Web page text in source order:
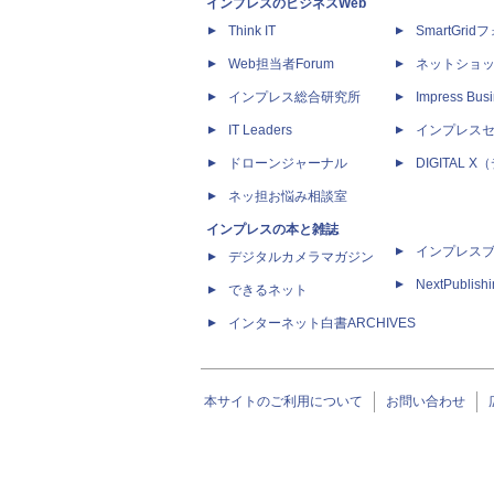
インプレスのビジネスWeb
Think IT
Web担当者Forum
インプレス総合研究所
IT Leaders
ドローンジャーナル
ネッ担お悩み相談室
インプレスの本と雑誌
デジタルカメラマガジン
できるネット
インターネット白書ARCHIVES
SmartGridフ
ネットショ
Impress
インプレス
DIGITAL X（
インプレス
本サイトのご利用について お問い合わせ